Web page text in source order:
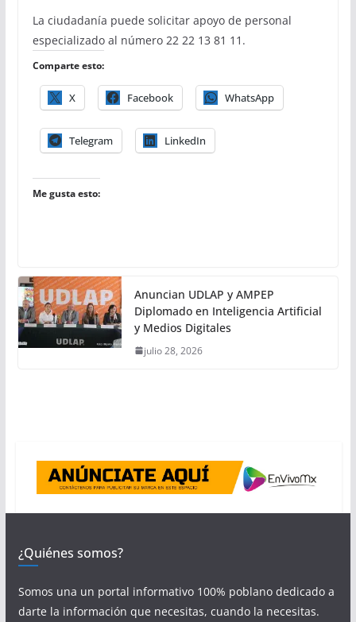
La ciudadanía puede solicitar apoyo de personal
especializado al número 22 22 13 81 11.
Comparte esto:
X Facebook WhatsApp
Telegram LinkedIn
Me gusta esto:
Anuncian UDLAP y AMPEP
Diplomado en Inteligencia Artificial
y Medios Digitales
julio 28, 2026
¿Quiénes somos?
Somos una un portal informativo 100% poblano dedicado a
darte la información que necesitas, cuando la necesitas.